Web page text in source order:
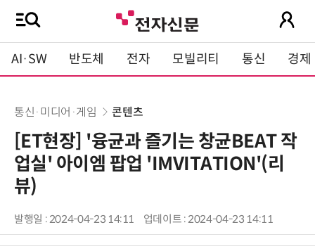
AI·SW 반도체 전자 모빌리티 통신 경제
통신·미디어·게임 콘텐츠
[ET현장] '융균과 즐기는 창균BEAT 작
업실' 아이엠 팝업 'IMVITATION'(리
뷰)
발행일 : 2024-04-23 14:11 업데이트 : 2024-04-23 14:11